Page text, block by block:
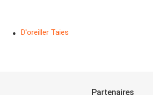
D'oreiller Taies
Partenaires